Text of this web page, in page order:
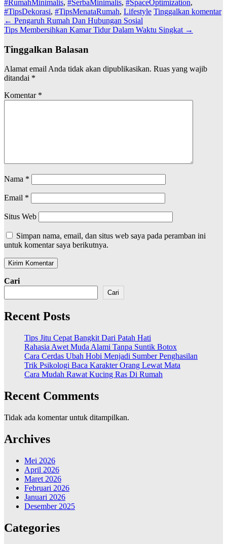
#RumahMinimalis, #SerbaMinimalis, #SpaceOptimization,
#TipsDekorasi, #TipsMenataRumah, Lifestyle Tinggalkan komentar
Navigasi
pos
← Pengaruh Rumah Dan Hubungan Sosial
Tips Membersihkan Kamar Tidur Dalam Waktu Singkat →
Tinggalkan Balasan
Alamat email Anda tidak akan dipublikasikan. Ruas yang wajib
ditandai *
Komentar *
Nama *
Email *
Situs Web
Simpan nama, email, dan situs web saya pada peramban ini
untuk komentar saya berikutnya.
Cari
Cari
Recent Posts
Tips Jitu Cepat Bangkit Dari Patah Hati
Rahasia Awet Muda Alami Tanpa Suntik Botox
Cara Cerdas Ubah Hobi Menjadi Sumber Penghasilan
Trik Psikologi Baca Karakter Orang Lewat Mata
Cara Mudah Rawat Kucing Ras Di Rumah
Recent Comments
Tidak ada komentar untuk ditampilkan.
Archives
Mei 2026
April 2026
Maret 2026
Februari 2026
Januari 2026
Desember 2025
Categories